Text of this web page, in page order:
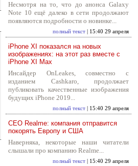
Несмотря на то, что до анонса Galaxy
Note 10 ещё далеко в сети продолжают
появляются подробности о новинке...
полный текст | 15:40 29 апреля
iPhone XI показался на новых
изображениях: на этот раз вместе с
iPhone XI Max
Инсайдер OnLeakes, совместно с
изданием Cashkaro, продолжает
публиковать качественные изображения
будущих iPhone 2019...
полный текст | 15:40 29 апреля
CEO Realme: компания отправится
покорять Европу и США
Наверняка, некоторые наши читатели
слышали про компанию Realme...
полный текст | 15:40 29 апреля